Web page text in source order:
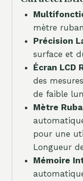
mètre
Précision
surface et
Écran LCD
des
de faible
Mètre
pour une
Longueur
Mémoire